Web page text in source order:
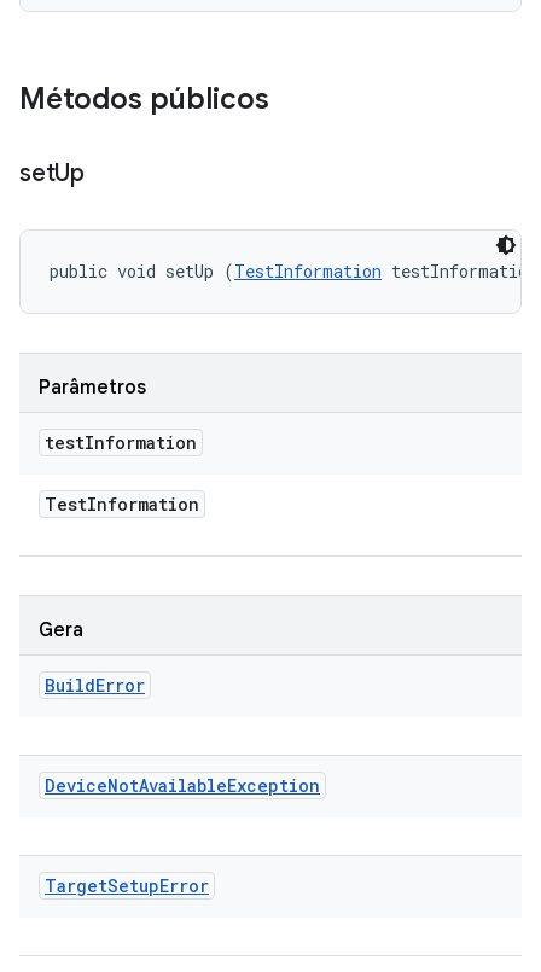
Métodos públicos
setUp
public void setUp (TestInformation
Parâmetros
testInformation
TestInformation
Gera
BuildError
DeviceNotAvailableException
TargetSetupError